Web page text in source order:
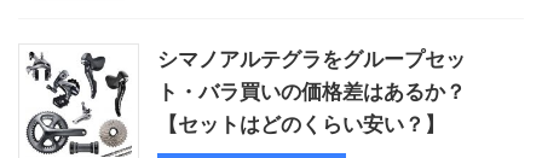
シマノアルテグラをグループセッ
ト・バラ買いの価格差はあるか？
【セットはどのくらい安い？】